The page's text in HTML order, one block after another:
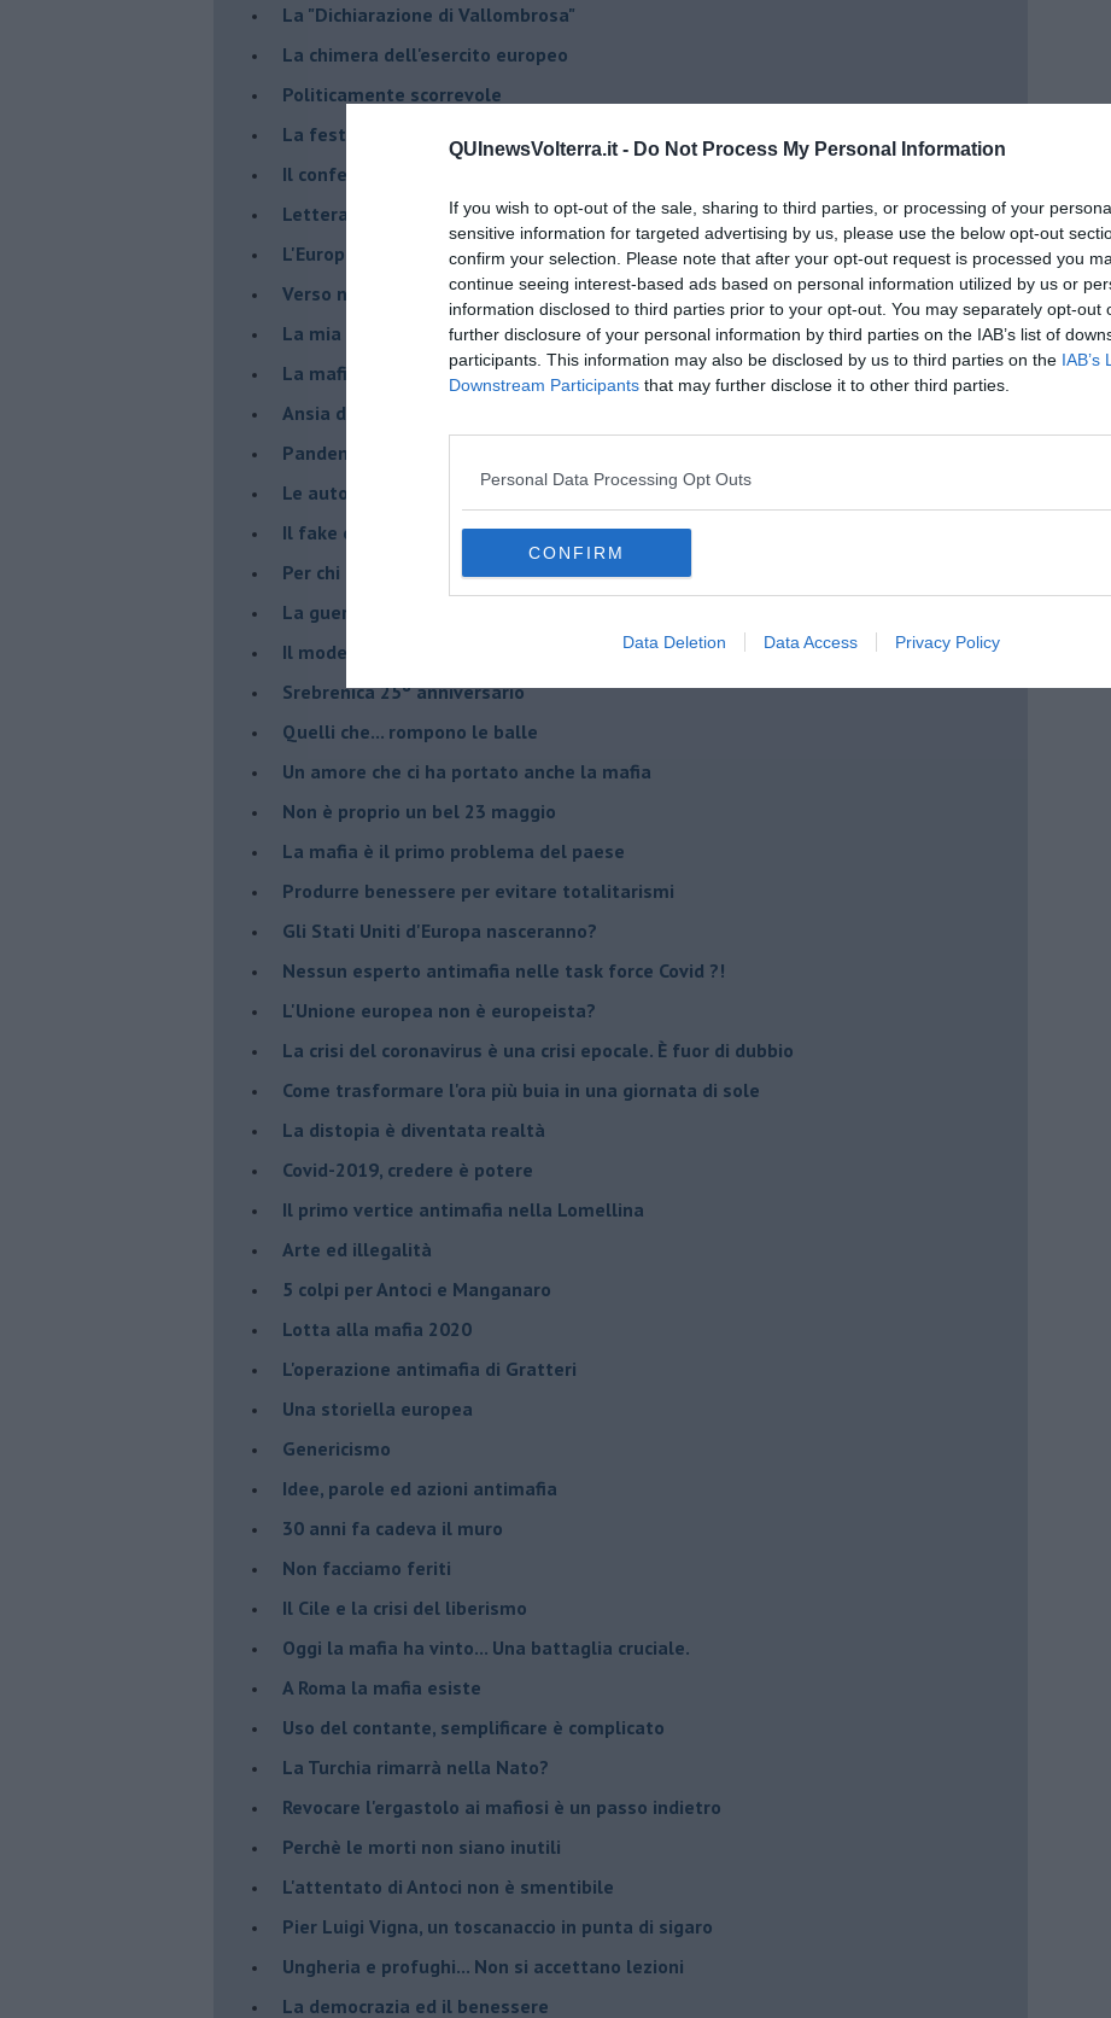
QUInewsVolterra.it - Do Not Process My Personal Information
If you wish to opt-out of the sale, sharing to third parties, or processing of your
sensitive information for targeted advertising by us, please use the below opt-out
confirm your selection. Please note that after your opt-out request is processed you
continue seeing interest-based ads based on personal information utilized by us or
information disclosed to third parties prior to your opt-out. You may separately opt-out
further disclosure of your personal information by third parties on the IAB’s list of
participants. This information may also be disclosed by us to third parties on the IAB’s
Downstream Participants that may further disclose it to other third parties.
Personal Data Processing Opt Outs
CONFIRM
Data Deletion Data Access Privacy Policy
La "Dichiarazione di Vallombrosa"
La chimera dell'esercito europeo
Politicamente scorrevole
La festa dell'Europa
Il confederalismo è un nodo che viene al pettine
Lettera al Presidente Draghi
L'Europa non regge il confronto con USA, Russia e Cina
Verso nuovi modelli economici postpandemia
​La mia generazione... Quella dell'alluvione 1966
​La mafia sanitaria ai tempi del covid
Ansia da Covid
Pandemia e modello neoliberista
Le auto diesel non son da demonizzare
​Il fake e la mafia
Per chi combatte la mafia è l'ora più buia
La guerra nell'ex Jugoslavia, se parla troppo poco
Il modello da seguire per gli Stati Uniti d'Europa
Srebrenica 25° anniversario
Quelli che... rompono le balle
Un amore che ci ha portato anche la mafia
Non è proprio un bel 23 maggio
La mafia è il primo problema del paese
Produrre benessere per evitare totalitarismi
Gli Stati Uniti d'Europa nasceranno?
Nessun esperto antimafia nelle task force Covid ?!
L'Unione europea non è europeista?
La crisi del coronavirus è una crisi epocale. È fuor di dubbio
Come trasformare l'ora più buia in una giornata di sole
​La distopia è diventata realtà
Covid-2019, credere è potere
Il primo vertice antimafia nella Lomellina
Arte ed illegalità
​5 colpi per Antoci e Manganaro
Lotta alla mafia 2020
L'operazione antimafia di Gratteri
Una storiella europea
Genericismo
Idee, parole ed azioni antimafia
30 anni fa cadeva il muro
Non facciamo feriti
Il Cile e la crisi del liberismo
Oggi la mafia ha vinto... Una battaglia cruciale.
A Roma la mafia esiste
Uso del contante, semplificare è complicato
La Turchia rimarrà nella Nato?
Revocare l'ergastolo ai mafiosi è un passo indietro
Perchè le morti non siano inutili
L'attentato di Antoci non è smentibile
Pier Luigi Vigna, un toscanaccio in punta di sigaro
Ungheria e profughi... Non si accettano lezioni
La democrazia ed il benessere